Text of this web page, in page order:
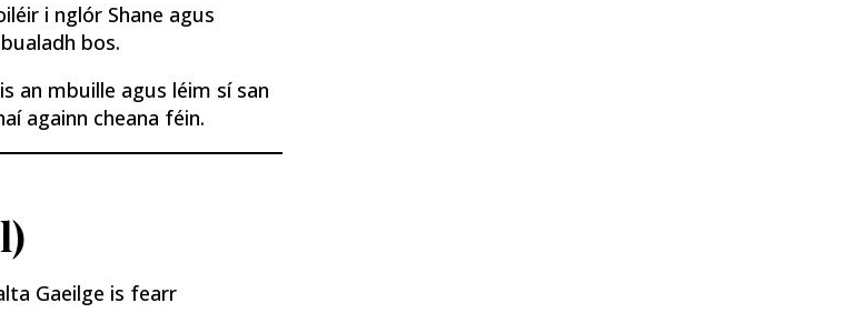
i nglór Shane agus
bos.
an mbuille agus léim sí san
againn cheana féin.
Gaeilge is fearr